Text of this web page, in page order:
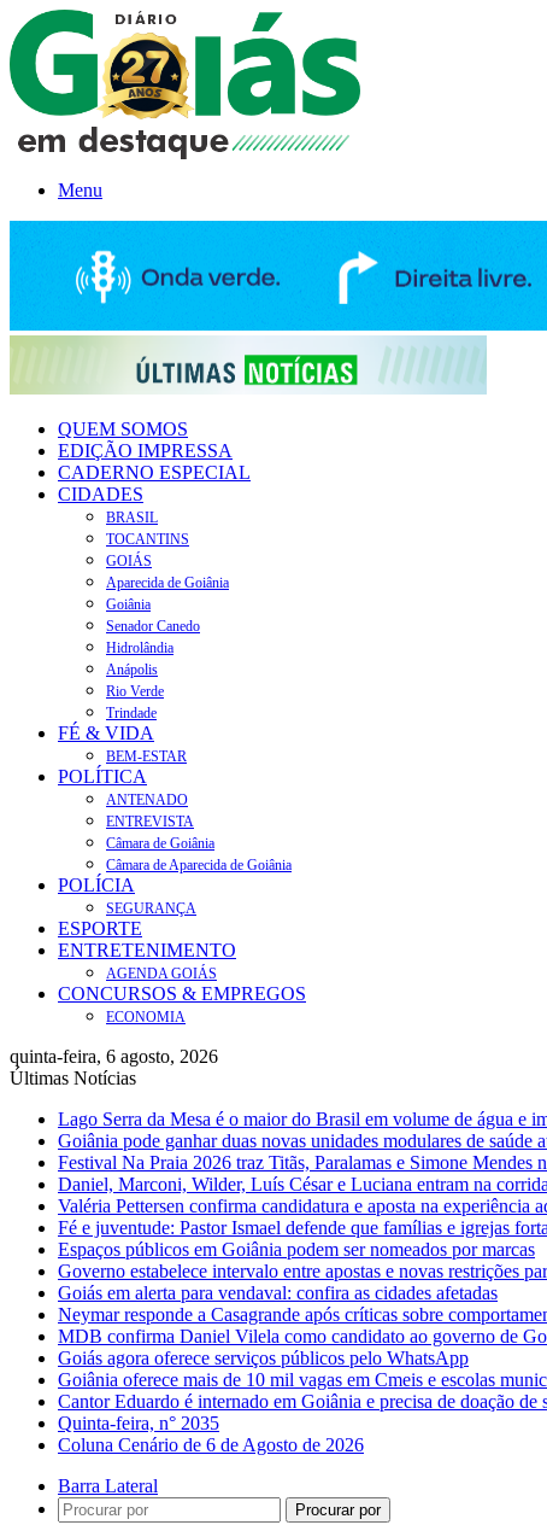
Menu
QUEM SOMOS
EDIÇÃO IMPRESSA
CADERNO ESPECIAL
CIDADES
BRASIL
TOCANTINS
GOIÁS
Aparecida de Goiânia
Goiânia
Senador Canedo
Hidrolândia
Anápolis
Rio Verde
Trindade
FÉ & VIDA
BEM-ESTAR
POLÍTICA
ANTENADO
ENTREVISTA
Câmara de Goiânia
Câmara de Aparecida de Goiânia
POLÍCIA
SEGURANÇA
ESPORTE
ENTRETENIMENTO
AGENDA GOIÁS
CONCURSOS & EMPREGOS
ECONOMIA
quinta-feira, 6 agosto, 2026
Últimas Notícias
Lago Serra da Mesa é o maior do Brasil em volume de água e
Goiânia pode ganhar duas novas unidades modulares de saúde
Festival Na Praia 2026 traz Titãs, Paralamas e Simone Mendes
Daniel, Marconi, Wilder, Luís César e Luciana entram na
Valéria Pettersen confirma candidatura e aposta na experiência
Fé e juventude: Pastor Ismael defende que famílias e igrejas
Espaços públicos em Goiânia podem ser nomeados por marcas
Governo estabelece intervalo entre apostas e novas restrições
Goiás em alerta para vendaval: confira as cidades afetadas
Neymar responde a Casagrande após críticas sobre
MDB confirma Daniel Vilela como candidato ao governo de
Goiás agora oferece serviços públicos pelo WhatsApp
Goiânia oferece mais de 10 mil vagas em Cmeis e escolas
Cantor Eduardo é internado em Goiânia e precisa de doação de
Quinta-feira, n° 2035
Coluna Cenário de 6 de Agosto de 2026
Barra Lateral
Procurar por